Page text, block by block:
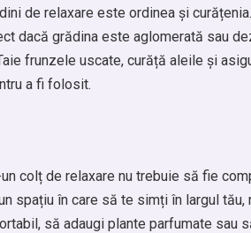
de relaxare este ordinea și
dacă grădina este aglomerată sau
frunzele uscate, curăță aleile și
a fi folosit.
colț de relaxare nu trebuie să fie
spațiu în care să te simți în largul tău,
să adaugi plante parfumate sau